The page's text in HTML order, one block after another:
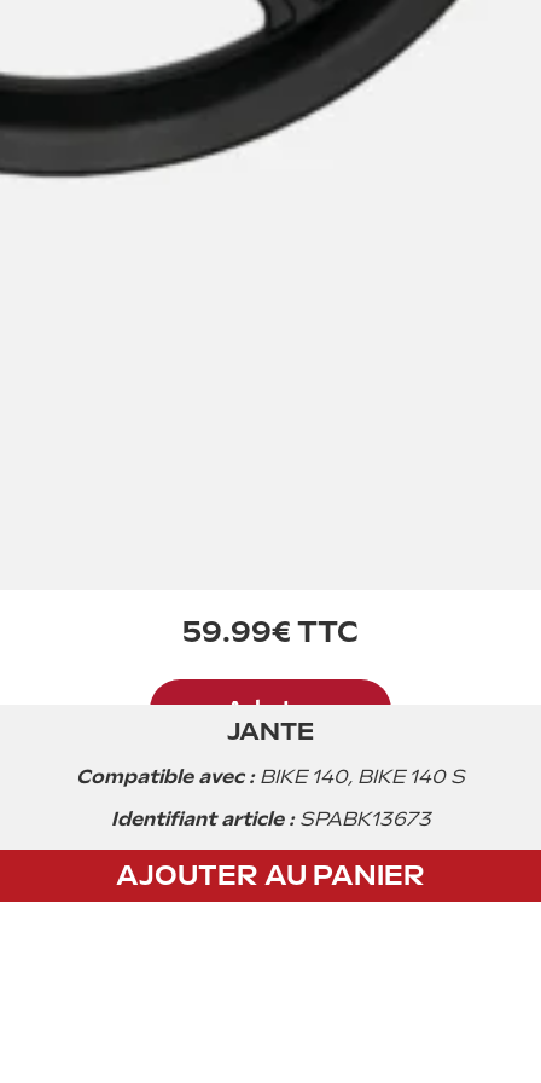
JANTE
Compatible avec :BIKE 140, BIKE 140 S
Identifiant article :SPABK13673
AJOUTER AU PANIER
59.99€ TTC
Acheter